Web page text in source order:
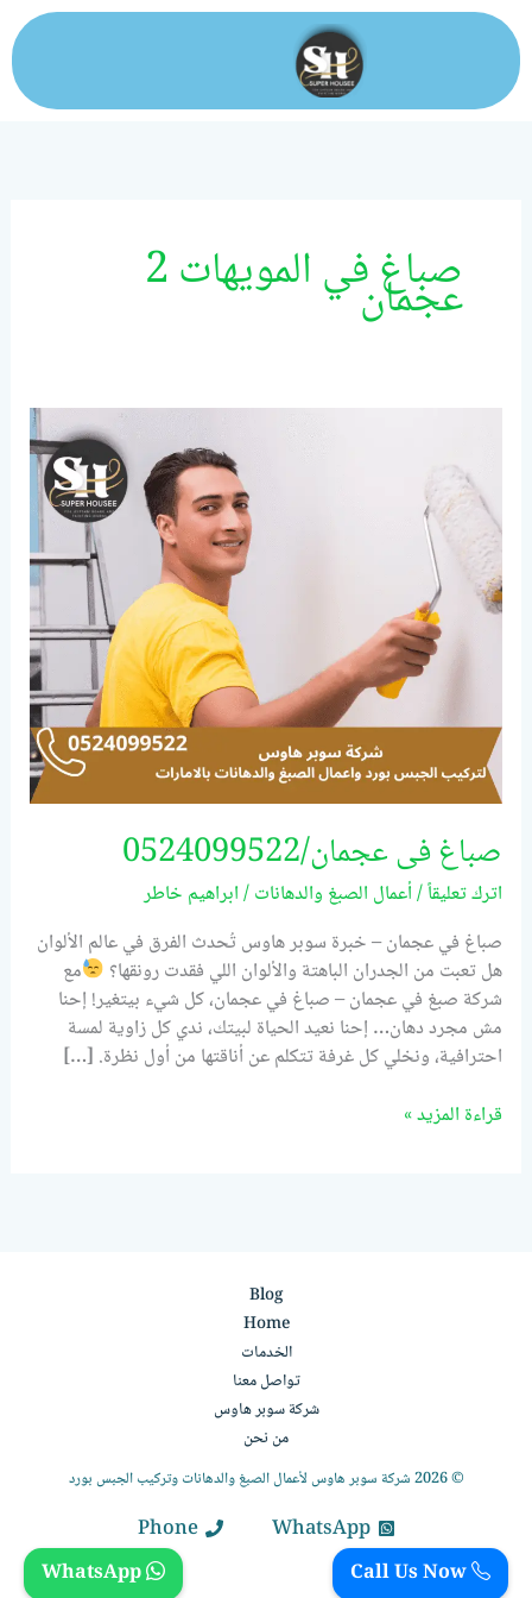
تخطي
إلى
المحتوى
صباغ في المويهات 2 عجمان
صباغ فى عجمان/0524099522
اترك تعليقاً/أعمال الصبغ والدهانات/ابراهيم خاطر
صباغ في عجمان – خبرة سوبر هاوس تُحدث الفرق في عالم الألوان
هل تعبت من الجدران الباهتة والألوان اللي فقدت رونقها؟
مع
شركة صبغ في عجمان – صباغ في عجمان، كل شيء بيتغير! إحنا
مش مجرد دهان… إحنا نعيد الحياة لبيتك، ندي كل زاوية لمسة
احترافية، ونخلي كل غرفة تتكلم عن أناقتها من أول نظرة. […]
عجمان/0524099522
قراءة المزيد »
Blog
Home
الخدمات
تواصل معنا
شركة سوبر هاوس
من نحن
© 2026 شركة سوبر هاوس لأعمال الصبغ والدهانات وتركيب الجبس بورد
WhatsApp
Phone